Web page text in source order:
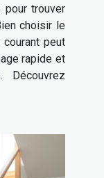
pour trouver
choisir le
peut
rapide et
Découvrez